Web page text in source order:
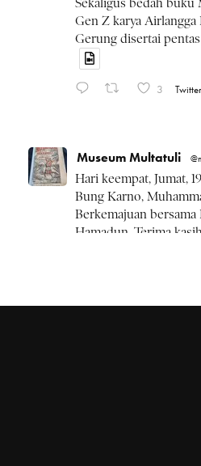
Sekaligus bedah buku
Gen Z karya
Gerung disertai
3 Twitter
Museum Multatuli
Hari keempat, Jumat,
Bung Karno,
Berkemajuan
Hamadun. Terima kasih.